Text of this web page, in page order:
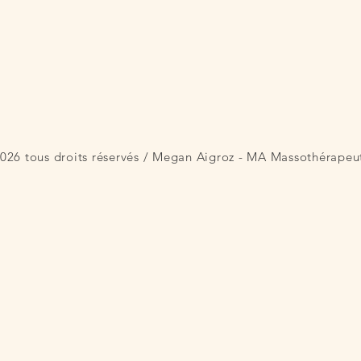
tous droits réservés / Megan Aigroz - MA